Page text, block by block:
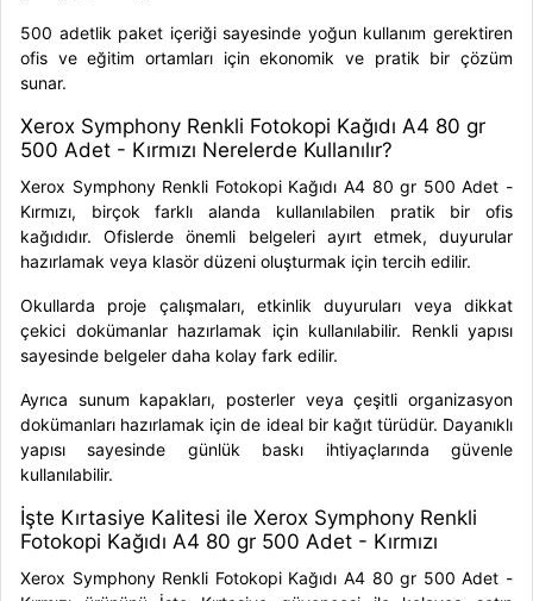
500 adetlik paket içeriği sayesinde yoğun kullanım gerektiren
ofis ve eğitim ortamları için ekonomik ve pratik bir çözüm
sunar.
Xerox Symphony Renkli Fotokopi Kağıdı A4 80 gr
500 Adet - Kırmızı Nerelerde Kullanılır?
Xerox Symphony Renkli Fotokopi Kağıdı A4 80 gr 500 Adet -
Kırmızı, birçok farklı alanda kullanılabilen pratik bir ofis
kağıdıdır. Ofislerde önemli belgeleri ayırt etmek, duyurular
hazırlamak veya klasör düzeni oluşturmak için tercih edilir.
Okullarda proje çalışmaları, etkinlik duyuruları veya dikkat
çekici dokümanlar hazırlamak için kullanılabilir. Renkli yapısı
sayesinde belgeler daha kolay fark edilir.
Ayrıca sunum kapakları, posterler veya çeşitli organizasyon
dokümanları hazırlamak için de ideal bir kağıt türüdür. Dayanıklı
yapısı sayesinde günlük baskı ihtiyaçlarında güvenle
kullanılabilir.
İşte Kırtasiye Kalitesi ile Xerox Symphony Renkli
Fotokopi Kağıdı A4 80 gr 500 Adet - Kırmızı
Xerox Symphony Renkli Fotokopi Kağıdı A4 80 gr 500 Adet -